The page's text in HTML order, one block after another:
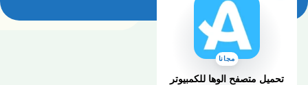
مجانا
تحميل متصفح الوها للكمبيوتر​